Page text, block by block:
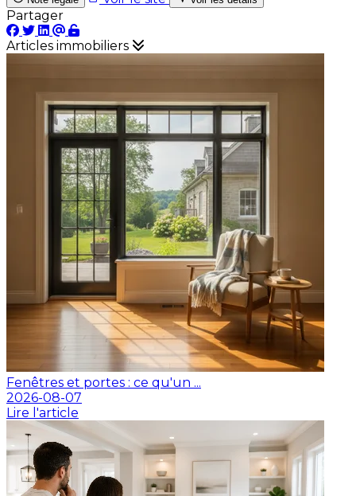
Partager
Articles immobiliers
Fenêtres et portes : ce qu'un ...
2026-08-07
Lire l'article